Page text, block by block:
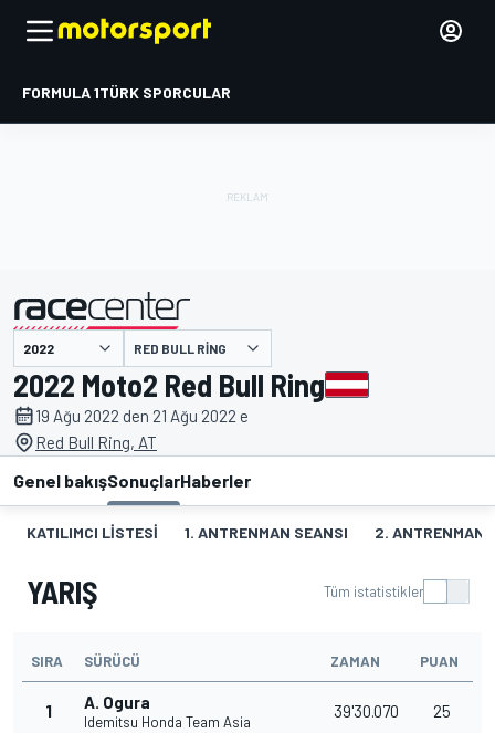
FORMULA 1TÜRK SPORCULAR
RED BULL RING
2022 Moto2 Red Bull Ring
19 Ağu 2022 den 21 Ağu 2022 e
Red Bull Ring, AT
Genel bakışSonuçlarHaberler
KATILIMCI LISTESI 1. ANTRENMAN SEANSI 2. ANTRENMAN
YARIŞ Tüm istatistikler
SIRA SÜRÜCÜ ZAMAN PUAN
1 A. Ogura
Idemitsu Honda Team Asia
39'30.070 25